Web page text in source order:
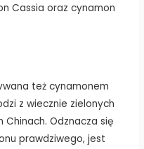
Cassia oraz cynamon
też cynamonem
z wiecznie zielonych
Chinach. Odznacza się
prawdziwego, jest